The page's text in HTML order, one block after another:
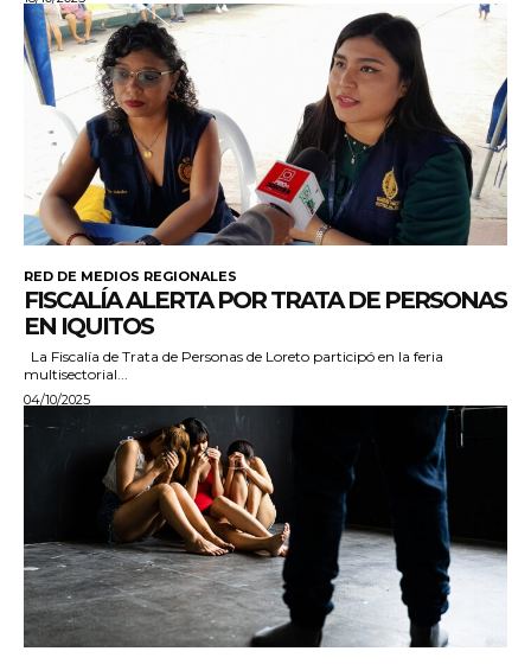
RED DE MEDIOS REGIONALES
FISCALÍA ALERTA POR TRATA DE PERSONAS
EN IQUITOS
La Fiscalía de Trata de Personas de Loreto participó en la feria
multisectorial...
04/10/2025